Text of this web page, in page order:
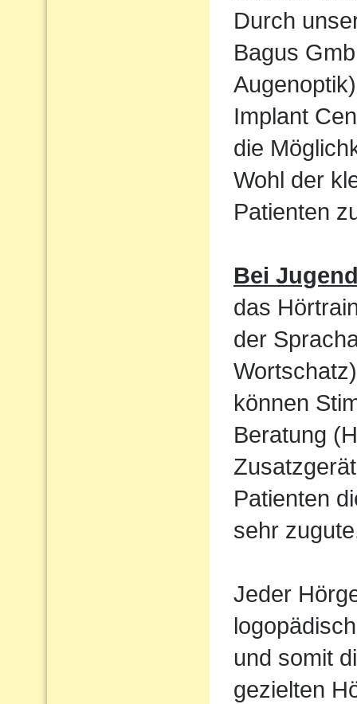
Durch
Bagus
Implant
die
Wohl der
Patienten
Bei
das
der
können
Beratung
Patienten
sehr
Jeder
und somit
gezielten